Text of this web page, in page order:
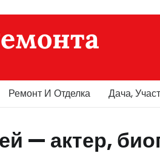
Ремонт И Отделка Дача,
— актер,